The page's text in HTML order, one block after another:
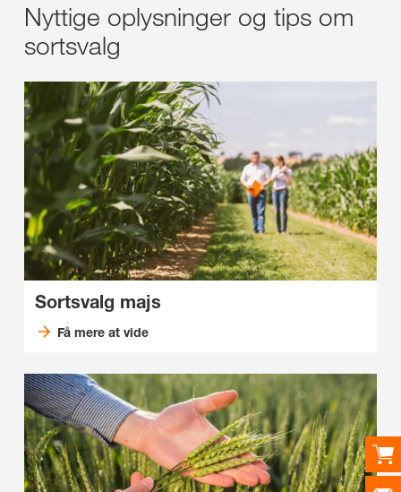
Nyttige oplysninger og tips om
sortsvalg
Sortsvalg majs
Få mere at vide